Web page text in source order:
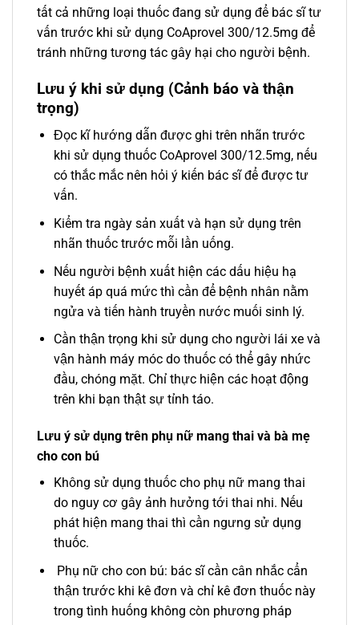
tất cả những loại thuốc đang sử dụng để bác sĩ tư
vấn trước khi sử dụng CoAprovel 300/12.5mg để
tránh những tương tác gây hại cho người bệnh.
Lưu ý khi sử dụng (Cảnh báo và thận
trọng)
Đọc kĩ hướng dẫn được ghi trên nhãn trước
khi sử dụng thuốc CoAprovel 300/12.5mg, nếu
có thắc mắc nên hỏi ý kiến bác sĩ để được tư
vấn.
Kiểm tra ngày sản xuất và hạn sử dụng trên
nhãn thuốc trước mỗi lần uống.
Nếu người bệnh xuất hiện các dấu hiệu hạ
huyết áp quá mức thì cần để bệnh nhân nằm
ngửa và tiến hành truyền nước muối sinh lý.
Cần thận trọng khi sử dụng cho người lái xe và
vận hành máy móc do thuốc có thể gây nhức
đầu, chóng mặt. Chỉ thực hiện các hoạt động
trên khi bạn thật sự tỉnh táo.
Lưu ý sử dụng trên phụ nữ mang thai và bà mẹ
cho con bú
Không sử dụng thuốc cho phụ nữ mang thai
do nguy cơ gây ảnh hưởng tới thai nhi. Nếu
phát hiện mang thai thì cần ngưng sử dụng
thuốc.
Phụ nữ cho con bú: bác sĩ cần cân nhắc cẩn
thận trước khi kê đơn và chỉ kê đơn thuốc này
trong tình huống không còn phương pháp